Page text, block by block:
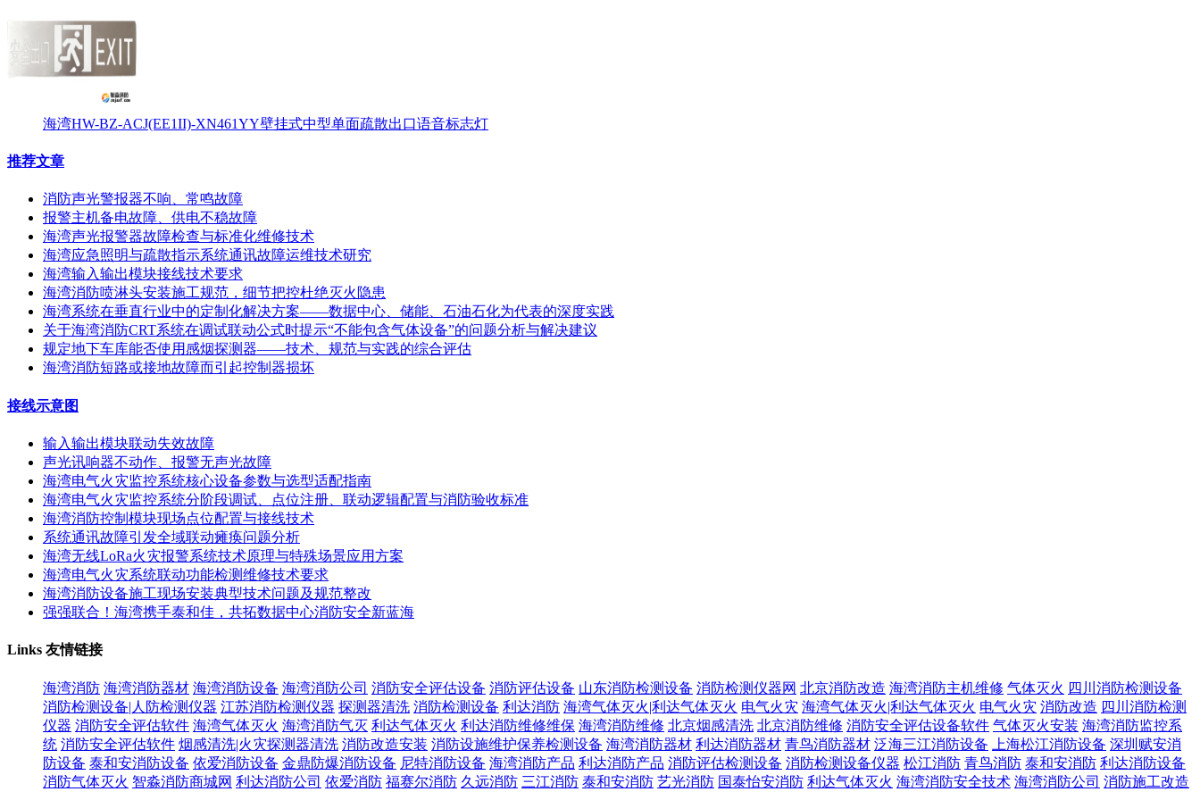
海湾HW-BZ-ACJ(EE1II)-XN461YY壁挂式中型单面疏散出口语音标志灯
推荐文章
消防声光警报器不响、常鸣故障
报警主机备电故障、供电不稳故障
海湾声光报警器故障检查与标准化维修技术
海湾应急照明与疏散指示系统通讯故障运维技术研究
海湾输入输出模块接线技术要求
海湾消防喷淋头安装施工规范，细节把控杜绝灭火隐患
海湾系统在垂直行业中的定制化解决方案——数据中心、储能、石油石化为代表的深度实践
关于海湾消防CRT系统在调试联动公式时提示“不能包含气体设备”的问题分析与解决建议
规定地下车库能否使用感烟探测器——技术、规范与实践的综合评估
海湾消防短路或接地故障而引起控制器损坏
接线示意图
输入输出模块联动失效故障
声光讯响器不动作、报警无声光故障
海湾电气火灾监控系统核心设备参数与选型适配指南
海湾电气火灾监控系统分阶段调试、点位注册、联动逻辑配置与消防验收标准
海湾消防控制模块现场点位配置与接线技术
系统通讯故障引发全域联动瘫痪问题分析
海湾无线LoRa火灾报警系统技术原理与特殊场景应用方案
海湾电气火灾系统联动功能检测维修技术要求
海湾消防设备施工现场安装典型技术问题及规范整改
强强联合！海湾携手泰和佳，共拓数据中心消防安全新蓝海
Links 友情链接
海湾消防 海湾消防器材 海湾消防设备 海湾消防公司 消防安全评估设备 消防评估设备 山东消防检测设备 消防检测仪器网 北京消防改造 海湾消防主机维修 气体灭火 四川消防检测设备
消防检测设备|人防检测仪器 江苏消防检测仪器 探测器清洗 消防检测设备 利达消防 海湾气体灭火|利达气体灭火 电气火灾 海湾气体灭火|利达气体灭火 电气火灾 消防改造 四川消防检测
仪器 消防安全评估软件 海湾气体灭火 海湾消防气灭 利达气体灭火 利达消防维修维保 海湾消防维修 北京烟感清洗 北京消防维修 消防安全评估设备软件 气体灭火安装 海湾消防监控系
统 消防安全评估软件 烟感清洗|火灾探测器清洗 消防改造安装 消防设施维护保养检测设备 海湾消防器材 利达消防器材 青鸟消防器材 泛海三江消防设备 上海松江消防设备 深圳赋安消
防设备 泰和安消防设备 依爱消防设备 金鼎防爆消防设备 尼特消防设备 海湾消防产品 利达消防产品 消防评估检测设备 消防检测设备仪器 松江消防 青鸟消防 泰和安消防 利达消防设备
消防气体灭火 智淼消防商城网 利达消防公司 依爱消防 福赛尔消防 久远消防 三江消防 泰和安消防 艺光消防 国泰怡安消防 利达气体灭火 海湾消防安全技术 海湾消防公司 消防施工改造